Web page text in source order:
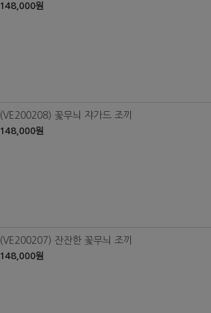
148,000원
(VE200208) 꽃무늬 쟈가드 조끼
148,000원
(VE200207) 잔잔한 꽃무늬 조끼
148,000원